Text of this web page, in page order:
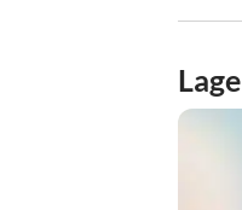
Lage